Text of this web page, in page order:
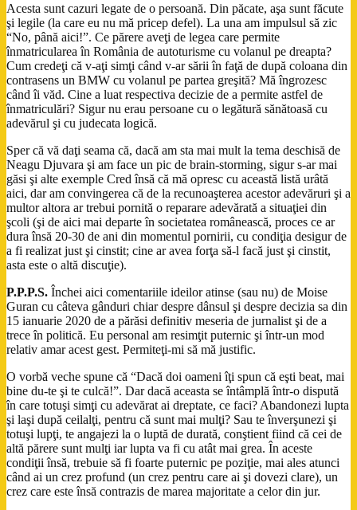
Acesta sunt cazuri legate de o persoană. Din păcate, aşa sunt făcute
şi legile (la care eu nu mă pricep defel). La una am impulsul să zic
“No, până aici!”. Ce părere aveţi de legea care permite
înmatricularea în România de autoturisme cu volanul pe dreapta?
Cum credeţi că v-aţi simţi când v-ar sării în faţă de după coloana din
contrasens un BMW cu volanul pe partea greşită? Mă îngrozesc
când îi văd. Cine a luat respectiva decizie de a permite astfel de
înmatriculări? Sigur nu erau persoane cu o legătură sănătoasă cu
adevărul şi cu judecata logică.
Sper că vă daţi seama că, dacă am sta mai mult la tema deschisă de
Neagu Djuvara şi am face un pic de brain-storming, sigur s-ar mai
găsi şi alte exemple Cred însă că mă opresc cu această listă urâtă
aici, dar am convingerea că de la recunoaşterea acestor adevăruri şi a
multor altora ar trebui pornită o reparare adevărată a situaţiei din
şcoli (şi de aici mai departe în societatea românească, proces ce ar
dura însă 20-30 de ani din momentul pornirii, cu condiţia desigur de
a fi realizat just şi cinstit; cine ar avea forţa să-l facă just şi cinstit,
asta este o altă discuţie).
P.P.P.S. Închei aici comentariile ideilor atinse (sau nu) de Moise
Guran cu câteva gânduri chiar despre dânsul şi despre decizia sa din
15 ianuarie 2020 de a părăsi definitiv meseria de jurnalist şi de a
trece în politică. Eu personal am resimţit puternic şi într-un mod
relativ amar acest gest. Permiteţi-mi să mă justific.
O vorbă veche spune că “Dacă doi oameni îţi spun că eşti beat, mai
bine du-te şi te culcă!”. Dar dacă aceasta se întâmplă într-o dispută
în care totuşi simţi cu adevărat ai dreptate, ce faci? Abandonezi lupta
şi laşi după ceilalţi, pentru că sunt mai mulţi? Sau te înverşunezi şi
totuşi lupţi, te angajezi la o luptă de durată, conştient fiind că cei de
altă părere sunt mulţi iar lupta va fi cu atât mai grea. În aceste
condiţii însă, trebuie să fi foarte puternic pe poziţie, mai ales atunci
când ai un crez profund (un crez pentru care ai şi dovezi clare), un
crez care este însă contrazis de marea majoritate a celor din jur.